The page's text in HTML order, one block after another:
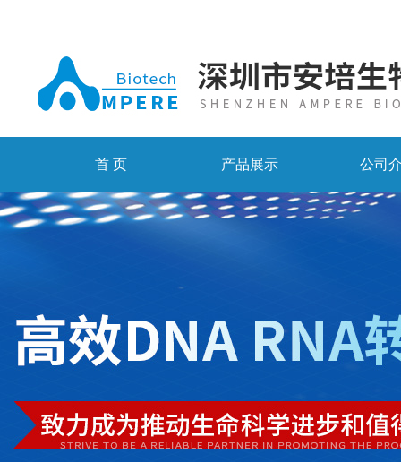
首 页 产品展示 公司